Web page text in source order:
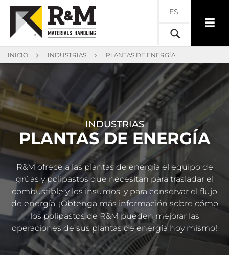
ES
INICIO INDUSTRIAS PLANTAS DE ENERGÍA
INDUSTRIAS
PLANTAS DE ENERGÍA
R&M ofrece a las plantas de energía el equipo de
grúas y polipastos que necesitan para trasladar el
combustible y los insumos, y para conservar el flujo
de energía. ¡Obtenga más información sobre cómo
los polipastos de R&M pueden mejorar las
operaciones de sus plantas de energía hoy mismo!